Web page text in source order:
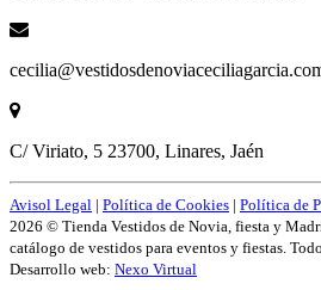
C/ Viriato, 5 23700, Linares, Jaén
Avisol Legal | Política de Cookies | Política de
2026 © Tienda Vestidos de Novia, fiesta y
catálogo de vestidos para eventos y fiestas.
Desarrollo web: Nexo Virtual